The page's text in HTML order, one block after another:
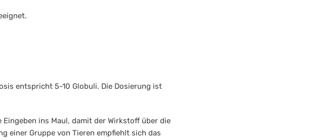
entspricht 5-10 Globuli. Die Dosierung ist
ins Maul, damit der Wirkstoff über die
einer Gruppe von Tieren empfiehlt sich das